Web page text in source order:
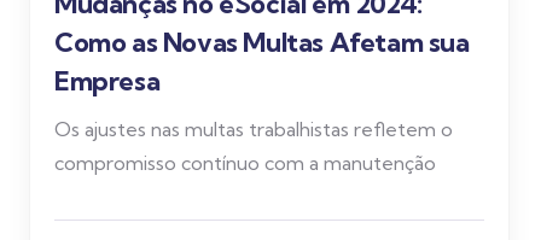
Como as Novas Multas Afetam sua
Empresa
Os ajustes nas multas trabalhistas refletem o
compromisso contínuo com a manutenção